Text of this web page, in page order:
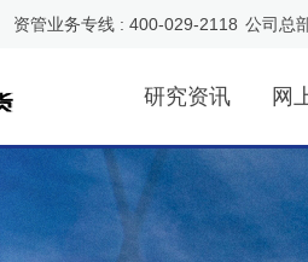
管业务专线 : 400-029-2118 公司总
研究资讯 网